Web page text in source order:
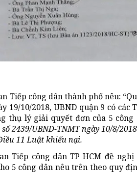
Tiếp công dân thành phố nêu:
19/10/2018, UBND quận 9 có các
thụ lý giải quyết đơn của 5
2439/UBND-TNMT ngày 10/8/
11 Luật khiếu nại.
Tiếp công dân TP HCM đề
5 công dân nêu trên theo quy